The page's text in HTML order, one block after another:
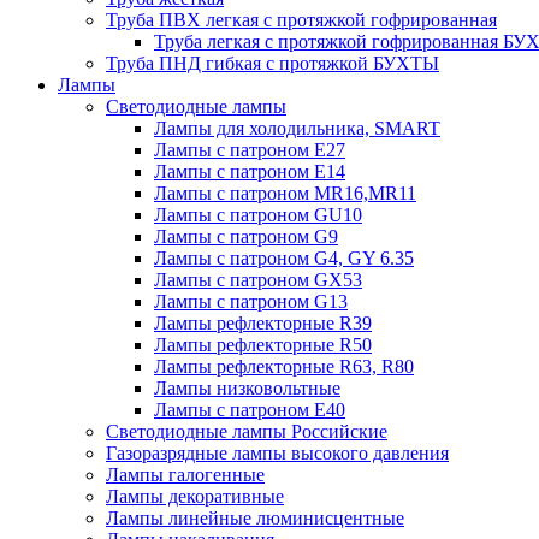
Труба ПВХ легкая с протяжкой гофрированная
Труба легкая с протяжкой гофрированная
Труба ПНД гибкая с протяжкой БУХТЫ
Лампы
Светодиодные лампы
Лампы для холодильника, SMART
Лампы с патроном E27
Лампы с патроном Е14
Лампы с патроном MR16,MR11
Лампы с патроном GU10
Лампы с патроном G9
Лампы с патроном G4, GY 6.35
Лампы с патроном GX53
Лампы с патроном G13
Лампы рефлекторные R39
Лампы рефлекторные R50
Лампы рефлекторные R63, R80
Лампы низковольтные
Лампы с патроном Е40
Светодиодные лампы Российские
Газоразрядные лампы высокого давления
Лампы галогенные
Лампы декоративные
Лампы линейные люминисцентные